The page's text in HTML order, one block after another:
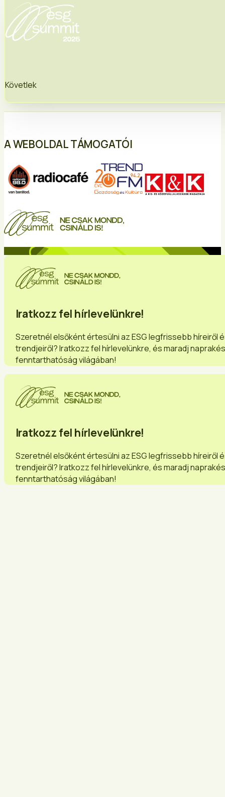
Követlek
A WEBOLDAL TÁMOGATÓI
Iratkozz fel hírlevelünkre!
Szeretnél elsőként értesülni az ESG legfrissebb híreiről
trendjeiről? Iratkozz fel hírlevelünkre, és maradj
fenntarthatóság világában!
Iratkozz fel hírlevelünkre!
Szeretnél elsőként értesülni az ESG legfrissebb híreiről
trendjeiről? Iratkozz fel hírlevelünkre, és maradj
fenntarthatóság világában!